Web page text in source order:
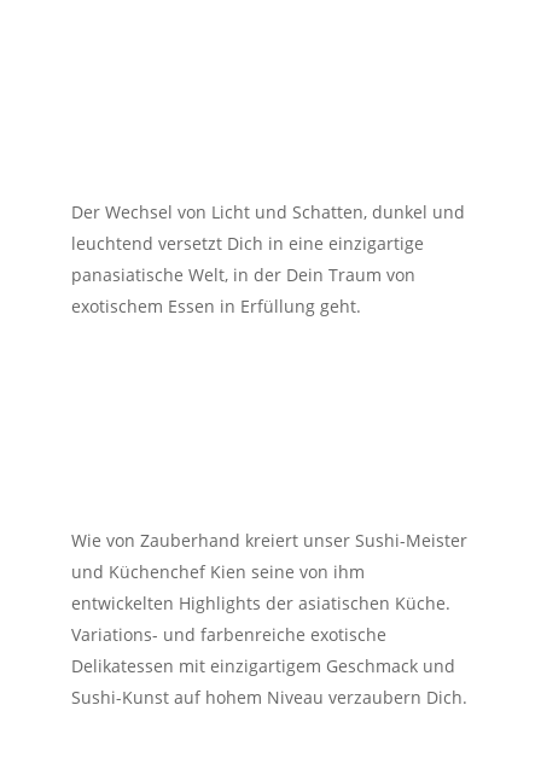
Der Wechsel von Licht und Schatten, dunkel und
leuchtend versetzt Dich in eine einzigartige
panasiatische Welt, in der Dein Traum von
exotischem Essen in Erfüllung geht.
Wie von Zauberhand kreiert unser Sushi-Meister
und Küchenchef Kien seine von ihm
entwickelten Highlights der asiatischen Küche.
Variations- und farbenreiche exotische
Delikatessen mit einzigartigem Geschmack und
Sushi-Kunst auf hohem Niveau verzaubern Dich.